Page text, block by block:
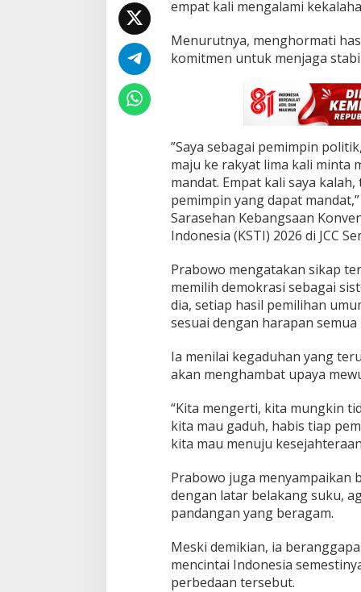
i
e
r
empat kali mengalami
‎Menurutnya, menghormati
komitmen untuk menjaga
‎”Saya sebagai pemimpin
maju ke rakyat lima kali minta
mandat. Empat kali saya
pemimpin yang dapat
Sarasehan Kebangsaan
Indonesia (KSTI) 2026 di JCC
Prabowo mengatakan sikap
memilih demokrasi sebagai
dia, setiap hasil pemilihan
sesuai dengan harapan semua
Ia menilai kegaduhan yang
akan menghambat upaya
“Kita mengerti, kita mungkin
kita mau gaduh, habis tiap
kita mau menuju
Prabowo juga menyampaikan
dengan latar belakang suku,
pandangan yang beragam.
Meski demikian, ia
mencintai Indonesia
perbedaan tersebut.